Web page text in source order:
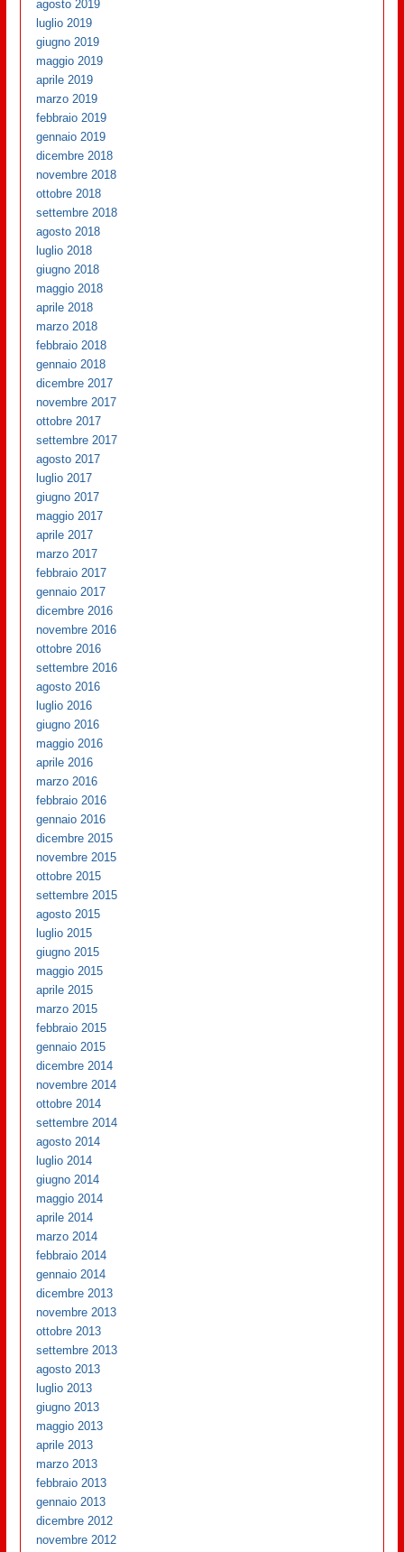
agosto 2019
luglio 2019
giugno 2019
maggio 2019
aprile 2019
marzo 2019
febbraio 2019
gennaio 2019
dicembre 2018
novembre 2018
ottobre 2018
settembre 2018
agosto 2018
luglio 2018
giugno 2018
maggio 2018
aprile 2018
marzo 2018
febbraio 2018
gennaio 2018
dicembre 2017
novembre 2017
ottobre 2017
settembre 2017
agosto 2017
luglio 2017
giugno 2017
maggio 2017
aprile 2017
marzo 2017
febbraio 2017
gennaio 2017
dicembre 2016
novembre 2016
ottobre 2016
settembre 2016
agosto 2016
luglio 2016
giugno 2016
maggio 2016
aprile 2016
marzo 2016
febbraio 2016
gennaio 2016
dicembre 2015
novembre 2015
ottobre 2015
settembre 2015
agosto 2015
luglio 2015
giugno 2015
maggio 2015
aprile 2015
marzo 2015
febbraio 2015
gennaio 2015
dicembre 2014
novembre 2014
ottobre 2014
settembre 2014
agosto 2014
luglio 2014
giugno 2014
maggio 2014
aprile 2014
marzo 2014
febbraio 2014
gennaio 2014
dicembre 2013
novembre 2013
ottobre 2013
settembre 2013
agosto 2013
luglio 2013
giugno 2013
maggio 2013
aprile 2013
marzo 2013
febbraio 2013
gennaio 2013
dicembre 2012
novembre 2012